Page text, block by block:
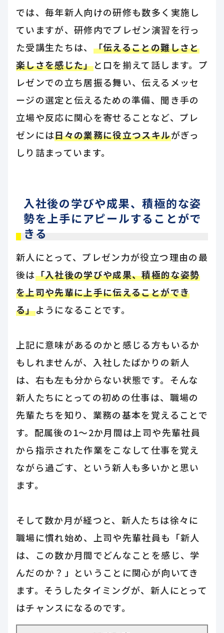
では、毎年新人向けの研修も数多く実施し
ていますが、研修内でプレゼン演習を行っ
た受講生たちは、 「伝えることの難しさと
楽しさを感じた」と口を揃えて話します。プ
レゼンでの立ち居振る舞い、伝えるメッセ
ージの選定と伝えるための準備、聞き手の
立場や反応に関心を寄せることなど、プレ
ゼンには日々の業務に役立つスキルがぎっ
しり詰まっています。
入社後の学びや成果、積極的な姿
勢を上手にアピールすることがで
きる
新人にとって、プレゼン力が役立つ理由の最
後は「入社後の学びや成果、積極的な姿勢
を上司や先輩に上手に伝えることができ
る」ようになることです。
上記に意味があるのかと感じる方もいるか
もしれませんが、入社したばかりの新人
は、右も左も分からない状態です。そんな
新人たちにとっての初めの仕事は、職場の
先輩たちを知り、業務の基本を覚えることで
す。配属後の1～2か月間は上司や先輩社員
から指示された作業をこなして仕事を覚え
ながら過ごす、という新人も多いかと思い
ます。
そして数か月が経つと、新人たちは徐々に
職場に慣れ始め、上司や先輩社員も「新人
は、この数か月間でどんなことを感じ、学
んだのか？」ということに関心が向いてき
ます。そうしたタイミングが、新人にとって
はチャンスになるのです。